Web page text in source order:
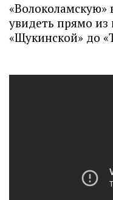
увидеть прямо из
«Щукинской» до